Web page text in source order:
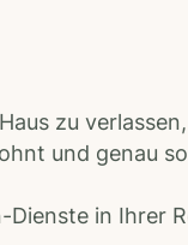
zu
und genau
Dienste in Ihrer